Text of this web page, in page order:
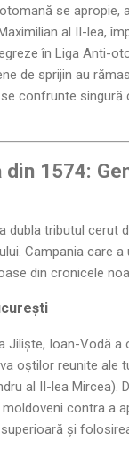
se apropie,
al II-lea,
în Liga Anti-
de sprijin au
confrunte singură
din 1574:
dubla tributul cerut
Campania care
din cronicele
Jiliște, Ioan-Vodă
oștilor reunite ale
al II-lea Mircea).
contra a
și